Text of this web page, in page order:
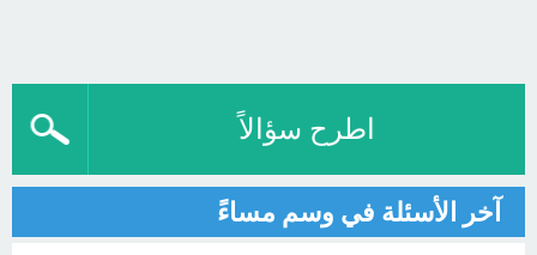
اطرح سؤالاً
آخر الأسئلة في وسم مساءً